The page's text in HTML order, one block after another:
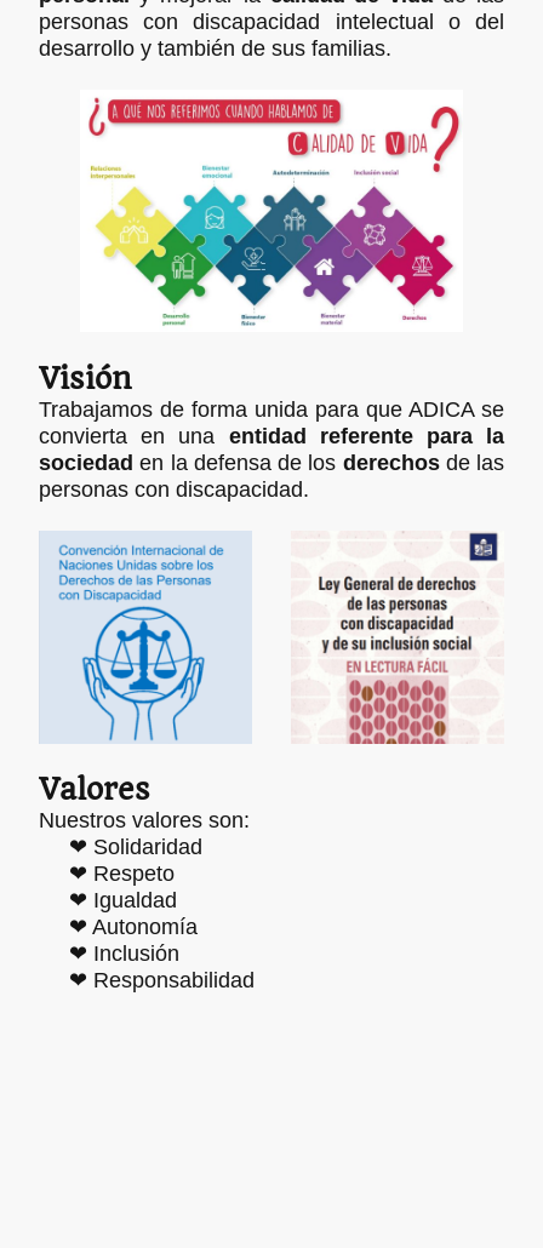
personas con discapacidad intelectual o del
desarrollo y también de sus familias.
Visión
Trabajamos de forma unida para que ADICA se
convierta en una entidad referente para la
sociedad en la defensa de los derechosde las
personas con discapacidad.
Valores
Nuestros valores son:
❤ Solidaridad
❤ Respeto
❤ Igualdad
❤ Autonomía
❤ Inclusión
❤ Responsabilidad